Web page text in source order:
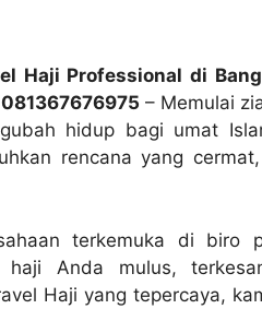
Haji Professional di
– Memulai
hidup bagi umat
rencana yang
terkemuka di biro
haji Anda mulus,
Haji yang tepercaya,